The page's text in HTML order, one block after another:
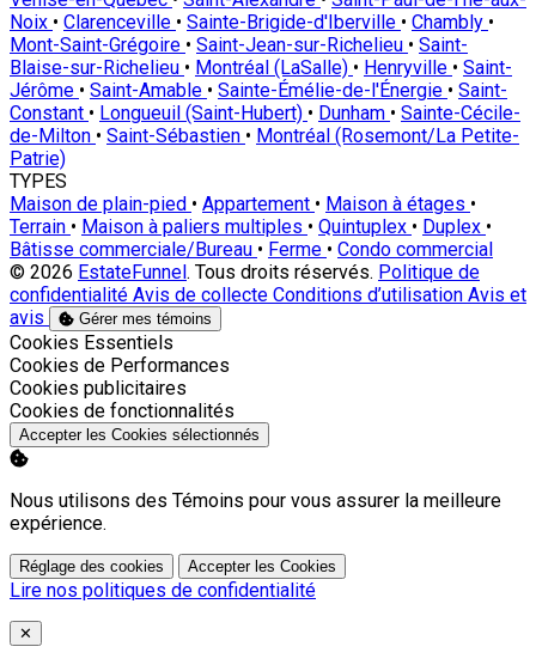
Noix • Clarenceville • Sainte-Brigide-d'Iberville • Chambly •
Mont-Saint-Grégoire • Saint-Jean-sur-Richelieu • Saint-
Blaise-sur-Richelieu • Montréal (LaSalle) • Henryville • Saint-
Jérôme • Saint-Amable • Sainte-Émélie-de-l'Énergie • Saint-
Constant • Longueuil (Saint-Hubert) • Dunham • Sainte-Cécile-
de-Milton • Saint-Sébastien • Montréal (Rosemont/La Petite-
Patrie)
TYPES
Maison de plain-pied • Appartement • Maison à étages •
Terrain • Maison à paliers multiples • Quintuplex • Duplex •
Bâtisse commerciale/Bureau • Ferme • Condo commercial
© 2026 EstateFunnel . Tous droits réservés. Politique de
confidentialité Avis de collecte Conditions d’utilisation Avis et
avis
Gérer mes témoins
Activer
Cookies Essentiels
Activer
Cookies de Performances
Activer
Cookies publicitaires
Activer
Cookies de fonctionnalités
Accepter les Cookies sélectionnés
Nous utilisons des Témoins pour vous assurer la meilleure
expérience.
Réglage des cookies Accepter les Cookies
Lire nos politiques de confidentialité
Close
✕